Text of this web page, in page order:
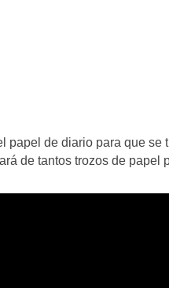
papel de diario para que
de tantos trozos de papel